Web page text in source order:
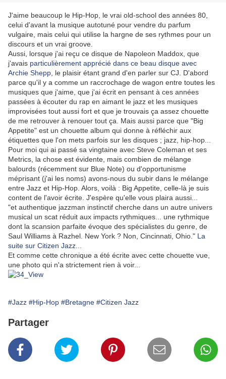
J'aime beaucoup le Hip-Hop, le vrai old-school des années 80,
celui d'avant la musique autotuné pour vendre du parfum
vulgaire, mais celui qui utilise la hargne de ses rythmes pour un
discours et un vrai groove.
Aussi, lorsque j'ai reçu ce disque de Napoleon Maddox, que
j'avais particulièrement apprécié dans ce beau disque avec
Archie Shepp , le plaisir étant grand d'en parler sur CJ. D'abord
parce qu'il y a comme un raccrochage de wagon entre toutes les
musiques que j'aime, que j'ai écrit en pensant à ces années
passées à écouter du rap en aimant le jazz et les musiques
improvisées tout aussi fort et que je trouvais ça assez chouette
de me retrouver à renouer tout ça. Mais aussi parce que "Big
Appetite" est un chouette album qui donne à réfléchir aux
étiquettes que l'on mets parfois sur les disques ; jazz, hip-hop...
Pour moi qui ai passé sa vingtaine avec Steve Coleman et ses
Metrics, la chose est évidente, mais combien de mélange
balourds (récemment sur Blue Note) ou d'opportunisme
méprisant (j'ai les noms) avons-nous du subir dans le mélange
entre Jazz et Hip-Hop. Alors, voilà : Big Appetite, celle-là je suis
content de l'avoir écrite. J'espère qu'elle vous plaira aussi...
"et authentique jazzman instinctif cherche dans un autre univers
musical un scat réduit aux impacts rythmiques... une rythmique
dont la scansion parfaite évoque des spécialistes du genre, de
Saul Williams à Razhel. New York ? Non, Cincinnati, Ohio." La
suite sur Citizen Jazz...
Et comme cette chronique a été écrite avec cette chouette vue,
une photo qui n'a strictement rien à voir...
#Jazz #Hip-Hop #Bretagne #Citizen Jazz
Partager